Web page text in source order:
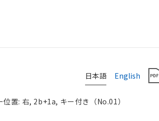
日本語 English
置: 右, 2b+1a, キー付き（No.01）